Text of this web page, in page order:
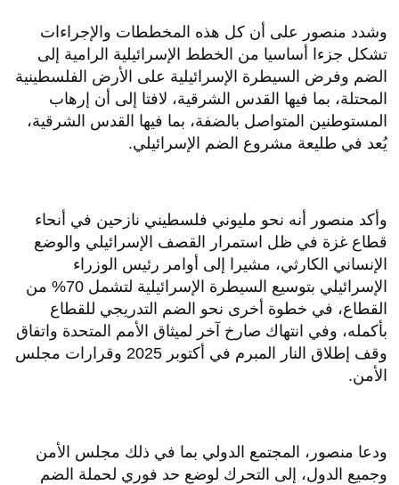
وشدد منصور على أن كل هذه المخططات والإجراءات
تشكل جزءا أساسيا من الخطط الإسرائيلية الرامية إلى
الضم وفرض السيطرة الإسرائيلية على الأرض الفلسطينية
المحتلة، بما فيها القدس الشرقية، لافتا إلى أن إرهاب
المستوطنين المتواصل بالضفة، بما فيها القدس الشرقية،
يُعد في طليعة مشروع الضم الإسرائيلي.
وأكد منصور أنه نحو مليوني فلسطيني نازحين في أنحاء
قطاع غزة في ظل استمرار القصف الإسرائيلي والوضع
الإنساني الكارثي، مشيرا إلى أوامر رئيس الوزراء
الإسرائيلي بتوسيع السيطرة الإسرائيلية لتشمل 70% من
القطاع، في خطوة أخرى نحو الضم التدريجي للقطاع
بأكمله، وفي انتهاك صارخ آخر لميثاق الأمم المتحدة واتفاق
وقف إطلاق النار المبرم في أكتوبر 2025 وقرارات مجلس
الأمن.
ودعا منصور، المجتمع الدولي بما في ذلك مجلس الأمن
وجميع الدول، إلى التحرك لوضع حد فوري لحملة الضم